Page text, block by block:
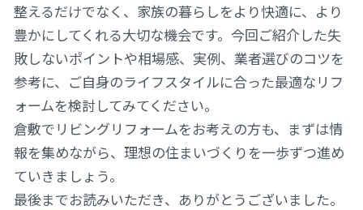
整えるだけでなく、家族の暮らしをより快適に、より
豊かにしてくれる大切な機会です。今回ご紹介した失
敗しないポイントや相場感、実例、業者選びのコツを
参考に、ご自身のライフスタイルに合った最適なリフ
ォームを検討してみてください。
倉敷でリビングリフォームをお考えの方も、まずは情
報を集めながら、理想の住まいづくりを一歩ずつ進め
ていきましょう。
最後までお読みいただき、ありがとうございました。